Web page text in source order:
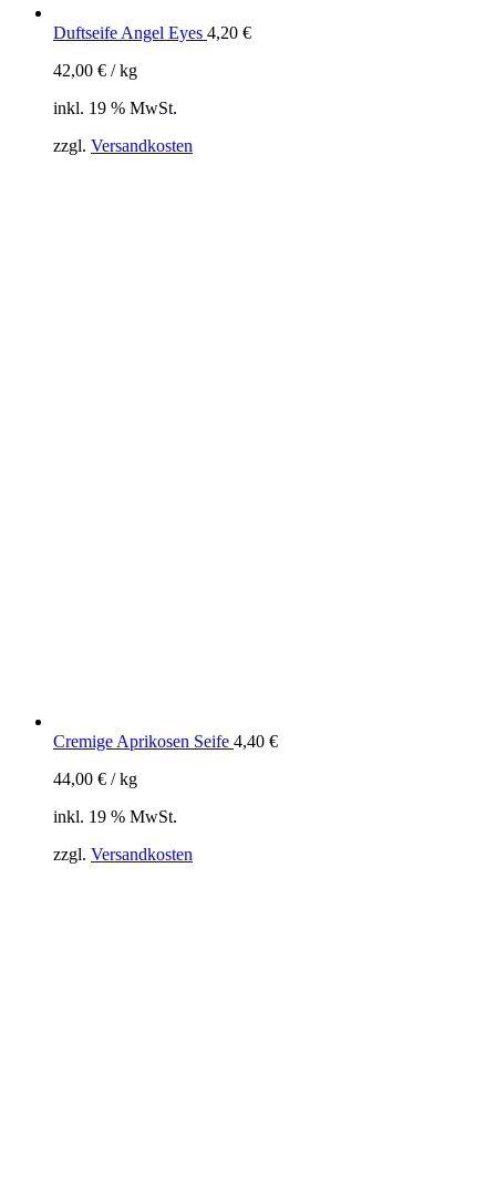
Duftseife Angel Eyes 4,20 €
42,00 € /kg
inkl. 19 % MwSt.
zzgl. Versandkosten
Cremige Aprikosen Seife 4,40 €
44,00 € /kg
inkl. 19 % MwSt.
zzgl. Versandkosten